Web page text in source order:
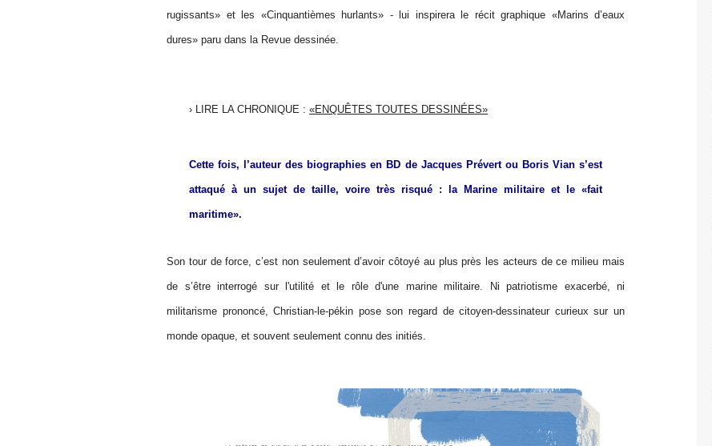
rugissants» et les «Cinquantièmes hurlants» - lui inspirera le récit graphique «Marins d’eaux
dures» paru dans la Revue dessinée.
› LIRE LA CHRONIQUE :«ENQUÊTES TOUTES DESSINÉES»
Cette fois, l’auteur des biographies en BD de Jacques Prévert ou Boris Vian s’est
attaqué à un sujet de taille, voire très risqué : la Marine militaire et le «fait
maritime».
Son tour de force, c’est non seulement d’avoir côtoyé au plus près les acteurs de ce milieu mais
de s’être interrogé sur l'utilité et le rôle d'une marine militaire. Ni patriotisme exacerbé, ni
militarisme prononcé, Christian-le-pékin pose son regard de citoyen-dessinateur curieux sur un
monde opaque, et souvent seulement connu des initiés.